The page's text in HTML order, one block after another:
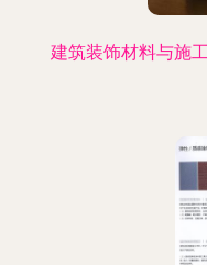
建筑装饰材料与施